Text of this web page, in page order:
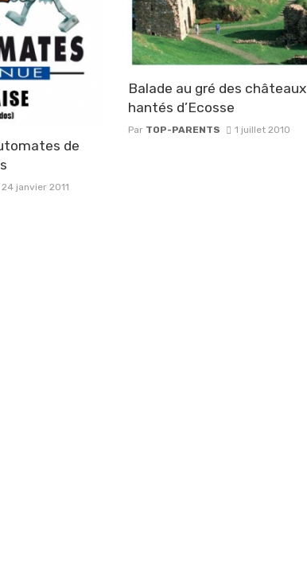
de
24 janvier 2011
Balade au gré des châteaux
hantés d’Ecosse
Par TOP-PARENTS 1 juillet 2010